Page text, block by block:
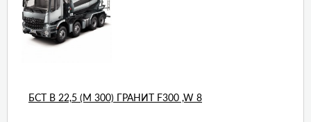
БСТ В 22,5 (М 300) ГРАНИТ F300 ,W 8